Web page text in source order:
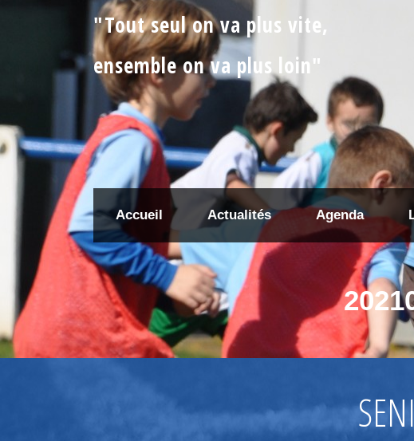
"Tout seul on va plus vite,
ensemble on va plus loin"
Accueil Actualités Agenda